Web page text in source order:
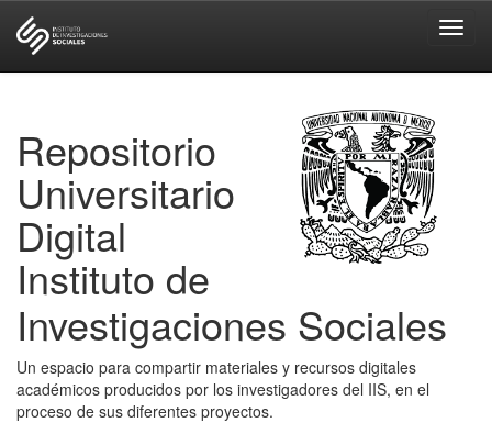
Repositorio
Universitario
Digital
Instituto de
Investigaciones Sociales
Un espacio para compartir materiales y recursos digitales
académicos producidos por los investigadores del IIS, en el
proceso de sus diferentes proyectos.